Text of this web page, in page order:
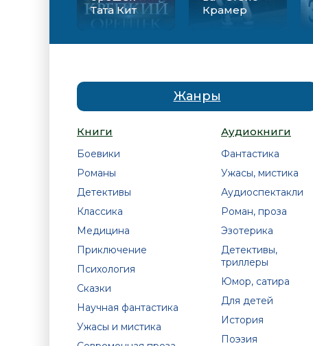
Тата Кит
Крамер
Жанры
Книги
Боевики
Романы
Детективы
Классика
Медицина
Приключение
Психология
Сказки
Научная фантастика
Ужасы и мистика
Аудиокниги
Фантастика
Ужасы, мистика
Аудиоспектакли
Роман, проза
Эзотерика
Детективы,
триллеры
Юмор, сатира
Для детей
История
Поэзия